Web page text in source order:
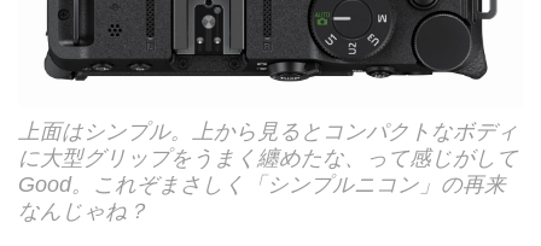
上面はシンプル。上から見るとコンパクトなボディ
に大型グリップをうまく纏めたな、って感じがして
Good。これぞまさしく「シンプルニコン」の再来
なんじゃね？